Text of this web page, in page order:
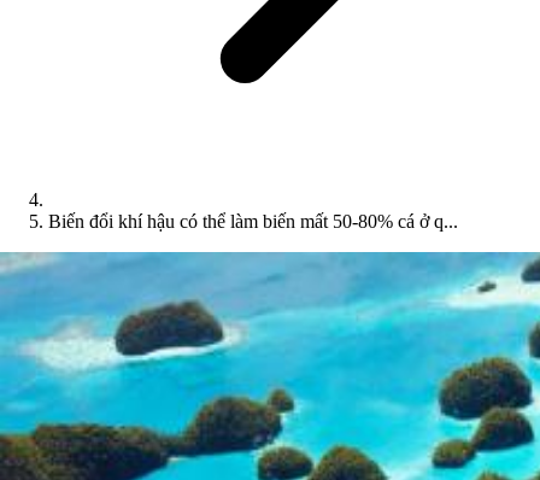
Biến đổi khí hậu có thể làm biến mất 50-80% cá ở q...